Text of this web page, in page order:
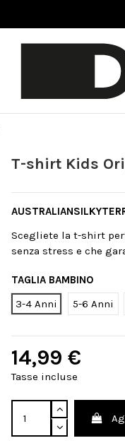
T-shirt Kids
Scegliete la t-shirt
senza stress e che
TAGLIA BAMBINO
3-4 Anni
5-6 Anni
14,99 €
Tasse incluse